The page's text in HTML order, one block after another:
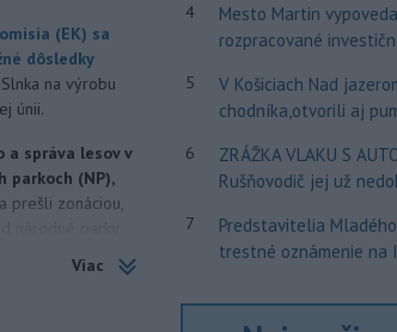
(EK) sa
dôsledky
na výrobu
únii.
správa lesov v
parkoch (NP),
prešli zonáciou,
Viac
4
Mesto Martin
rozpracované
5
V Košiciach Nad
chodníka,otvorili aj
6
ZRÁŽKA VLAKU S
Rušňovodič jej už
7
Predstavitelia
trestné oznámenie na